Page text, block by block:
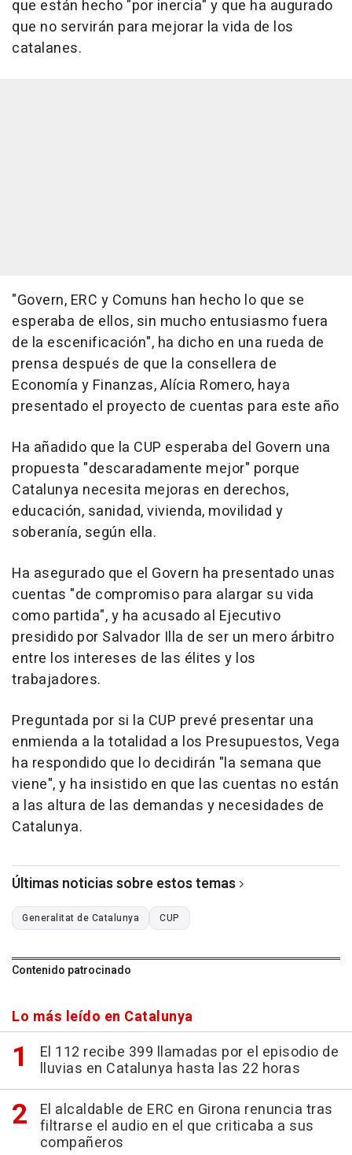
que están hecho "por inercia" y que ha augurado
que no servirán para mejorar la vida de los
catalanes.
"Govern, ERC y Comuns han hecho lo que se
esperaba de ellos, sin mucho entusiasmo fuera
de la escenificación", ha dicho en una rueda de
prensa después de que la consellera de
Economía y Finanzas, Alícia Romero, haya
presentado el proyecto de cuentas para este año
Ha añadido que la CUP esperaba del Govern una
propuesta "descaradamente mejor" porque
Catalunya necesita mejoras en derechos,
educación, sanidad, vivienda, movilidad y
soberanía, según ella.
Ha asegurado que el Govern ha presentado unas
cuentas "de compromiso para alargar su vida
como partida", y ha acusado al Ejecutivo
presidido por Salvador Illa de ser un mero árbitro
entre los intereses de las élites y los
trabajadores.
Preguntada por si la CUP prevé presentar una
enmienda a la totalidad a los Presupuestos, Vega
ha respondido que lo decidirán "la semana que
viene", y ha insistido en que las cuentas no están
a las altura de las demandas y necesidades de
Catalunya.
Últimas noticias sobre estos temas
Generalitat de Catalunya CUP
Contenido patrocinado
Lo más leído en Catalunya
El 112 recibe 399 llamadas por el episodio de
lluvias en Catalunya hasta las 22 horas
El alcaldable de ERC en Girona renuncia tras
filtrarse el audio en el que criticaba a sus
compañeros